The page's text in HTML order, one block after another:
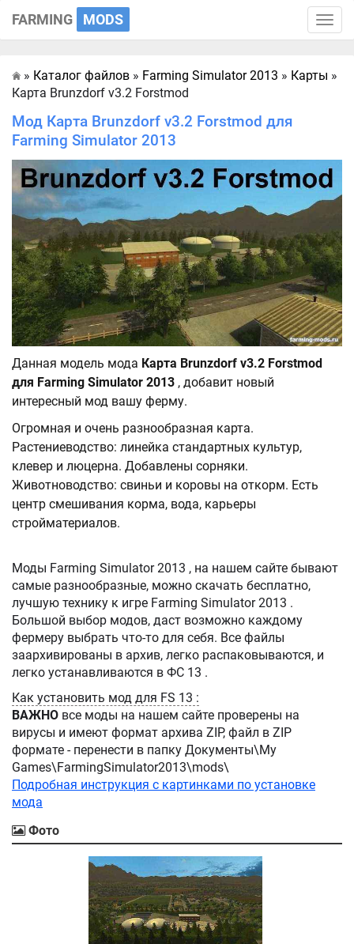
Toggle
FARMING MODS
Главная
» Каталог файлов » Farming Simulator 2013 » Карты »
Карта Brunzdorf v3.2 Forstmod
Мод Карта Brunzdorf v3.2 Forstmod для
Farming Simulator 2013
Данная модель мода Карта Brunzdorf v3.2 Forstmod
для Farming Simulator 2013 , добавит новый
интересный мод вашу ферму.
Огромная и очень разнообразная карта.
Растениеводство: линейка стандартных культур,
клевер и люцерна. Добавлены сорняки.
Животноводство: свиньи и коровы на откорм. Есть
центр смешивания корма, вода, карьеры
стройматериалов.
Моды Farming Simulator 2013 , на нашем сайте бывают
самые разнообразные, можно скачать бесплатно,
лучшую технику к игре Farming Simulator 2013 .
Большой выбор модов, даст возможно каждому
фермеру выбрать что-то для себя. Все файлы
заархивированы в архив, легко распаковываются, и
легко устанавливаются в ФС 13 .
Как установить мод для FS 13 :
ВАЖНО все моды на нашем сайте проверены на
вирусы и имеют формат архива ZIP, файл в ZIP
формате - перенести в папку Документы\My
Games\FarmingSimulator2013\mods\
Подробная инструкция с картинками по установке
мода
Фото